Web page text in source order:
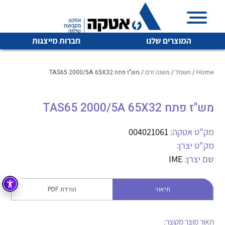
המוצרים שלנו חברות מייצגות
איכות | שרות | זמינות
והפצה של מוצרי
מיתוג, בקרה , ואינסטלציה חשמלית ופעילה ב7 תחומים:
חשמל
רובוטיקה ואוטומציה תעשייתית
Home
/ חשמל / משנה זרם / מש"ז פתח TAS65 2000/5A 65X32
מש"ז פתח TAS65 2000/5A 65X32
מק"ט אטקה: 004021061
מק"ט יצרן:
שם יצרן: IME
תיאור הורדת PDF
תאור מוצר מקוצר: